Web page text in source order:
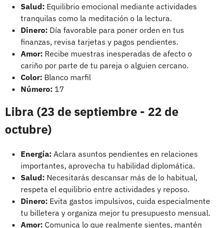
Salud: Equilibrio emocional mediante actividades
tranquilas como la meditación o la lectura.
Dinero: Día favorable para poner orden en tus
finanzas, revisa tarjetas y pagos pendientes.
Amor: Recibe muestras inesperadas de afecto o
cariño por parte de tu pareja o alguien cercano.
Color: Blanco marfil
Número: 17
Libra (23 de septiembre - 22 de
octubre)
Energía: Aclara asuntos pendientes en relaciones
importantes, aprovecha tu habilidad diplomática.
Salud: Necesitarás descansar más de lo habitual,
respeta el equilibrio entre actividades y reposo.
Dinero: Evita gastos impulsivos, cuida especialmente
tu billetera y organiza mejor tu presupuesto mensual.
Amor: Comunica lo que realmente sientes, mantén